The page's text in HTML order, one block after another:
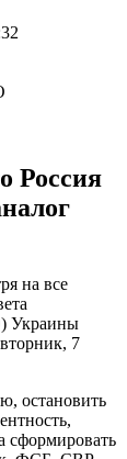
Россия
на все
Украины
7
остановить
сформировать